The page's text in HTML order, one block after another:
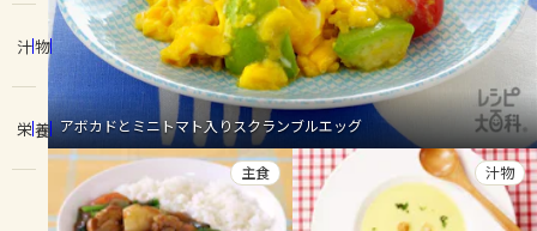
コンテンツ
レシピ
トーク
ピーマン
みょうが ゴーヤ
汁物
栄養 アボカドとミニトマト入りスクランブルエッグ
主食 汁物